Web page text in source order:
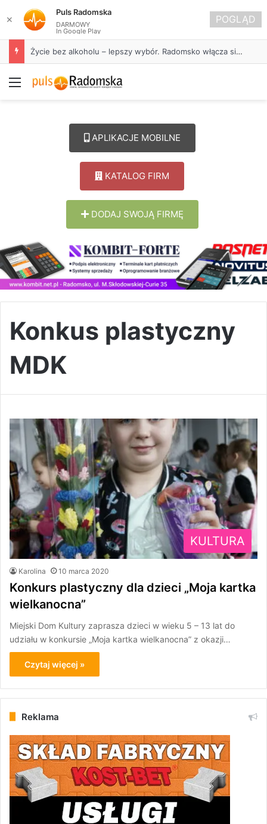
Życie bez alkoholu – lepszy wybór. Radomsko włącza się w Miesiąc Trzeźwości
Menu
APLIKACJE MOBILNE
KATALOG FIRM
DODAJ SWOJĄ FIRMĘ
Konkus plastyczny
MDK
KULTURA
Karolina 10 marca 2020
Konkurs plastyczny dla dzieci „Moja kartka
wielkanocna”
Miejski Dom Kultury zaprasza dzieci w wieku 5 – 13 lat do
udziału w konkursie „Moja kartka wielkanocna” z okazji…
Czytaj więcej »
Reklama
✕
Puls Radomska
DARMOWY
In Google Play
POGLĄD